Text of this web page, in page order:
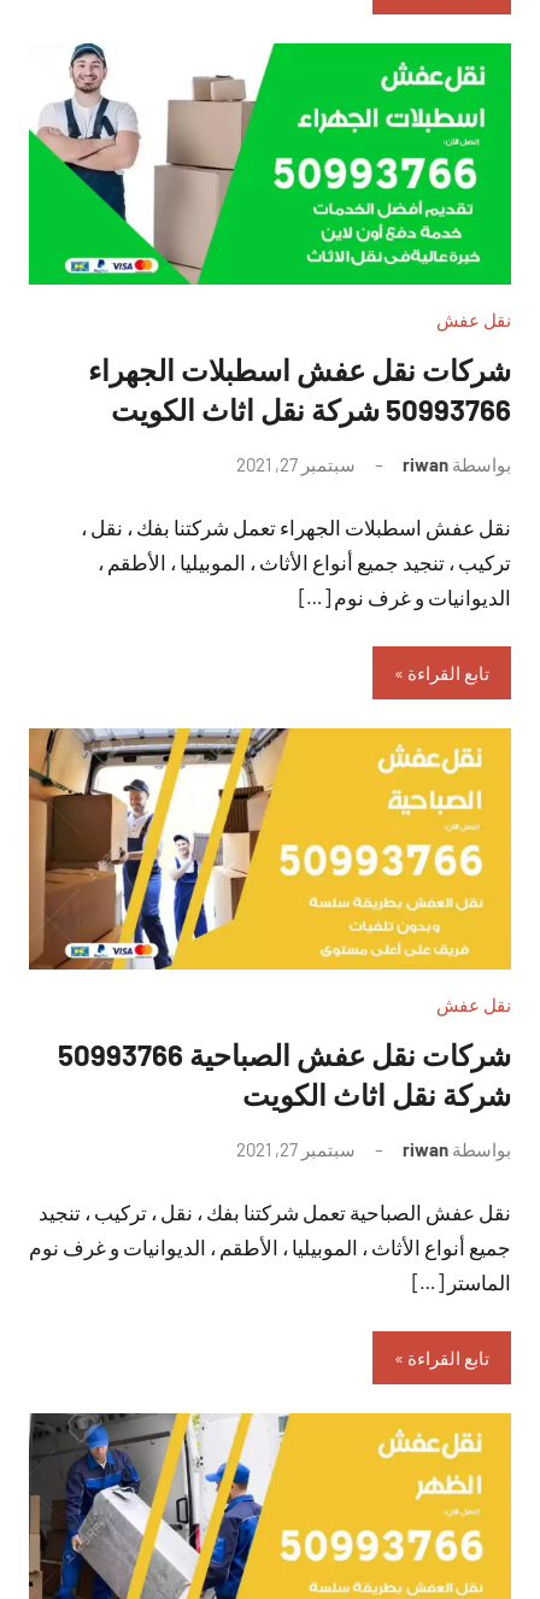
نقل عفش
شركات نقل عفش اسطبلات الجهراء
50993766 شركة نقل اثاث الكويت
بواسطة riwan سبتمبر 27, 2021
تعليقات
نقل عفش اسطبلات الجهراء تعمل شركتنا بفك ، نقل ،
تركيب ، تنجيد جميع أنواع الأثاث ، الموبيليا ، الأطقم ،
الديوانيات و غرف نوم […]
تابع القراءة
نقل عفش
شركات نقل عفش الصباحية 50993766
شركة نقل اثاث الكويت
بواسطة riwan سبتمبر 27, 2021
تعليقات
نقل عفش الصباحية تعمل شركتنا بفك ، نقل ، تركيب ، تنجيد
جميع أنواع الأثاث ، الموبيليا ، الأطقم ، الديوانيات و غرف نوم
الماستر […]
تابع القراءة